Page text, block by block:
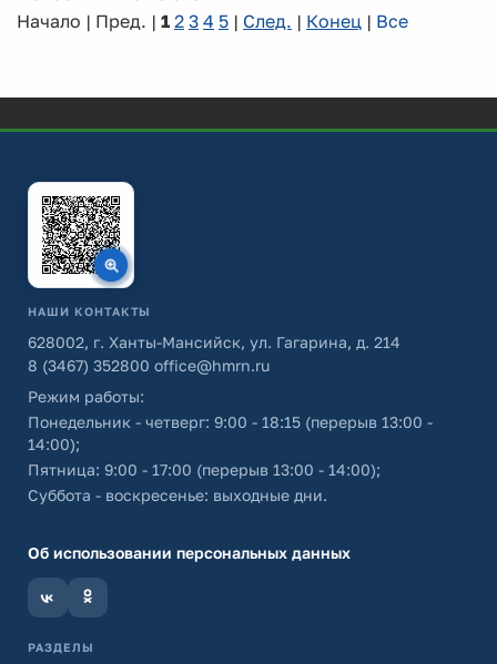
Начало | Пред. | 1 2 3 4 5 | След. | Конец | Все
НАШИ КОНТАКТЫ
628002, г. Ханты-Мансийск, ул. Гагарина, д. 214
8 (3467) 352800 office@hmrn.ru
Режим работы:
Понедельник - четверг: 9:00 - 18:15 (перерыв 13:00 -
14:00);
Пятница: 9:00 - 17:00 (перерыв 13:00 - 14:00);
Суббота - воскресенье: выходные дни.
Об использовании персональных данных
РАЗДЕЛЫ